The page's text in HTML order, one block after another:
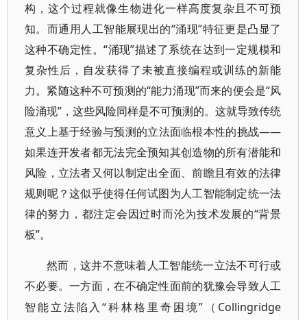
构，这个过程就像生物进化一样高度复杂且不可预
知。而通用人工智能展现出的“涌现”特征更是凸显了
这种不确定性。“涌现”描述了系统在达到一定规模和
复杂性后，自发获得了未被直接编程或训练的新能
力。紧随这种不可预测的“能力涌现”而来的便会是“风
险涌现”，这些风险同样是不可预测的。这就导致传统
意义上基于经验与预测的立法面临根本性的挑战——
如果连开发者都无法完全预知其创造物的所有潜能和
风险，立法者又何以制定出全面、前瞻且有效的法律
规则呢？这似乎使得任何试图为人工智能制定统一法
律的努力，都注定会因过时而沦为技术发展的“背景
板”。
然而，这并不意味着人工智能统一立法不可行或
不必要。一方面，在不确定性面前的犹豫会导致人工
智能立法陷入“科林格里奇困境”（Collingridge